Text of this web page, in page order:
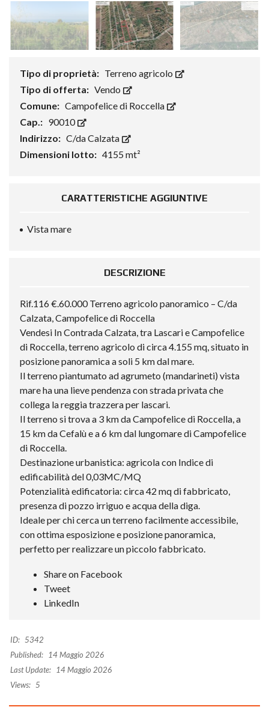
Tipo di proprietà: Terreno agricolo
Tipo di offerta: Vendo
Comune: Campofelice di Roccella
Cap.: 90010
Indirizzo: C/da Calzata
Dimensioni lotto: 4155 mt²
CARATTERISTICHE AGGIUNTIVE
Vista mare
DESCRIZIONE
Rif.116 €.60.000 Terreno agricolo panoramico – C/da
Calzata, Campofelice di Roccella
Vendesi In Contrada Calzata, tra Lascari e Campofelice
di Roccella, terreno agricolo di circa 4.155 mq, situato in
posizione panoramica a soli 5 km dal mare.
Il terreno piantumato ad agrumeto (mandarineti) vista
mare ha una lieve pendenza con strada privata che
collega la reggia trazzera per lascari.
Il terreno si trova a 3 km da Campofelice di Roccella, a
15 km da Cefalù e a 6 km dal lungomare di Campofelice
di Roccella.
Destinazione urbanistica: agricola con Indice di
edificabilità del 0,03MC/MQ
Potenzialità edificatoria: circa 42 mq di fabbricato,
presenza di pozzo irriguo e acqua della diga.
Ideale per chi cerca un terreno facilmente accessibile,
con ottima esposizione e posizione panoramica,
perfetto per realizzare un piccolo fabbricato.
Share on Facebook
Tweet
LinkedIn
ID: 5342
Published:
14 Maggio 2026
Last Update:
14 Maggio 2026
Views: 5